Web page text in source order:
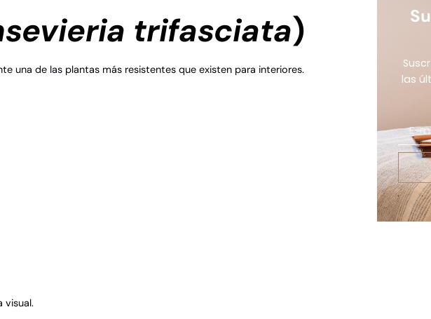
trifasciata)
una de las plantas más resistentes que existen para interiores.
visual.
las